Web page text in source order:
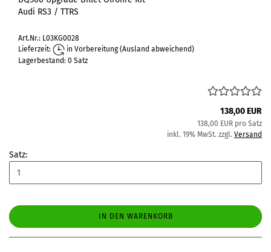
Audi RS3 / TTRS
Art.Nr.: L03KG0028
Lieferzeit:
in Vorbereitung (Ausland abweichend)
Lagerbestand: 0 Satz
138,00 EUR
138,00 EUR pro Satz
inkl. 19% MwSt. zzgl. Versand
Satz:
IN DEN WARENKORB